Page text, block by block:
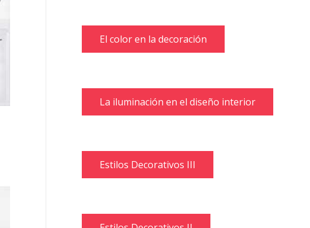
El color en la decoración
La iluminación en el diseño interior
Estilos Decorativos III